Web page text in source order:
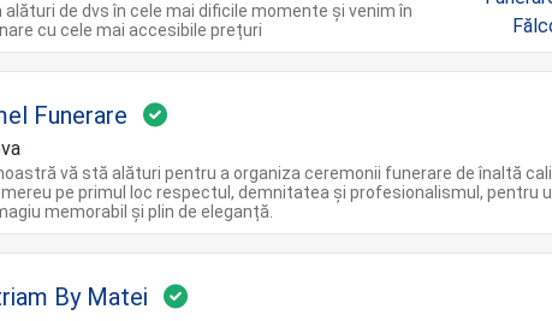
alături de dvs în cele mai dificile momente și venim în
cu cele mai accesibile prețuri
Funerare
vă stă alături pentru a organiza ceremonii funerare de înaltă
pe primul loc respectul, demnitatea și profesionalismul, pentru
memorabil și plin de eleganță.
By Matei